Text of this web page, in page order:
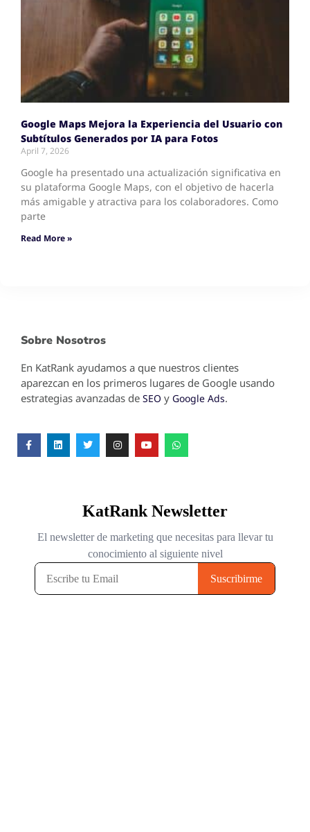
Google Maps Mejora la Experiencia del Usuario con
Subtítulos Generados por IA para Fotos
April 7, 2026
Google ha presentado una actualización significativa en
su plataforma Google Maps, con el objetivo de hacerla
más amigable y atractiva para los colaboradores. Como
parte
Read More »
Sobre Nosotros
En KatRank ayudamos a que nuestros clientes
aparezcan en los primeros lugares de Google usando
estrategias avanzadas de SEO y Google Ads.